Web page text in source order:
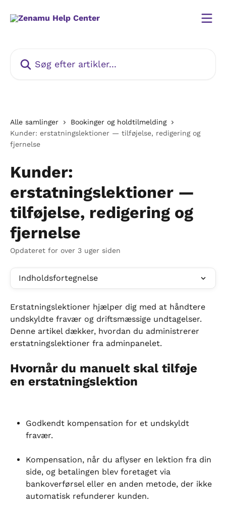
Alle samlinger
Bookinger og holdtilmelding
Kunder: erstatningslektioner — tilføjelse, redigering og
fjernelse
Kunder:
erstatningslektioner —
tilføjelse, redigering og
fjernelse
Opdateret for over 3 uger siden
Indholdsfortegnelse
Erstatningslektioner hjælper dig med at håndtere
undskyldte fravær og driftsmæssige undtagelser.
Denne artikel dækker, hvordan du administrerer
erstatningslektioner fra adminpanelet.
Hvornår du manuelt skal tilføje
en erstatningslektion
Godkendt kompensation for et undskyldt
fravær.
Kompensation, når du aflyser en lektion fra din
side, og betalingen blev foretaget via
bankoverførsel eller en anden metode, der ikke
automatisk refunderer kunden.